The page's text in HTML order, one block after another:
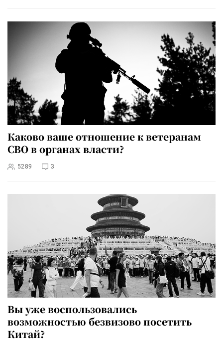
Каково ваше отношение к ветеранам
СВО в органах власти?
5289 3
Вы уже воспользовались
возможностью безвизово посетить
Китай?